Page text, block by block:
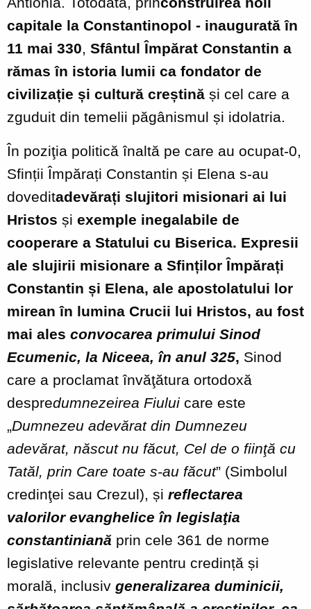
capitale la Constantinopol - inaugurată în
11 mai 330, Sfântul Împărat Constantin a
rămas în istoria lumii ca fondator de
civilizație și cultură creștină și cel care a
zguduit din temelii păgânismul și idolatria.
În poziţia politică înaltă pe care au ocupat-0,
Sfinții Împărați Constantin și Elena s-au
doveditadevărați slujitori misionari ai lui
Hristos și exemple inegalabile de
cooperare a Statului cu Biserica. Expresii
ale slujirii misionare a Sfinților Împărați
Constantin și Elena, ale apostolatului lor
mirean în lumina Crucii lui Hristos, au fost
mai ales convocarea primului Sinod
Ecumenic, la Niceea, în anul 325, Sinod
care a proclamat învăţătura ortodoxă
despredumnezeirea Fiului care este
„Dumnezeu adevărat din Dumnezeu
adevărat, născut nu făcut, Cel de o fiinţă cu
Tatăl, prin Care toate s‐au făcut” (Simbolul
credinţei sau Crezul), și reflectarea
valorilor evanghelice în legislaţia
constantiniană prin cele 361 de norme
legislative relevante pentru credință și
morală, inclusiv generalizarea duminicii,